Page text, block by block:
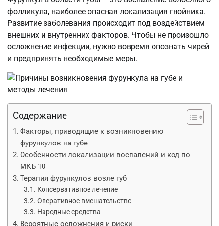
фолликула, наиболее опасная локализация гнойника.
Развитие заболевания происходит под воздействием
внешних и внутренних факторов. Чтобы не произошло
осложнение инфекции, нужно вовремя опознать чирей
и предпринять необходимые меры.
Содержание
Факторы, приводящие к возникновению
фурункулов на губе
Особенности локализации воспалений и код по
МКБ 10
Терапия фурункулов возле губ
Консервативное лечение
Оперативное вмешательство
Народные средства
Вероятные осложнения и риски